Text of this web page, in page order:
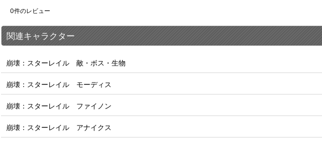
0件のレビュー
関連キャラクター
崩壊：スターレイル 敵・ボス・生物
崩壊：スターレイル モーディス
崩壊：スターレイル ファイノン
崩壊：スターレイル アナイクス